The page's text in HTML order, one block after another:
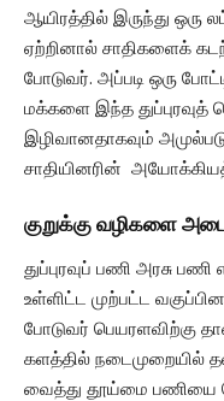
ஆயிரத்தில் இருந்து
ஏற்றினால் சாதிகளைக்
போடுவர். அப்படி ஒரு
மக்களை இந்த துப்புரவுத்
இழிவானதாகவும்
சாதியினரின்
குறுக்கு வழிகளை
துப்புரவுப் பணி அரசு
உள்ளிட்ட முற்பட்ட
போடுவர் பெயரளவிற்கு
களத்தில் நடைமுறையில்
வைத்து தூய்மை பணியை